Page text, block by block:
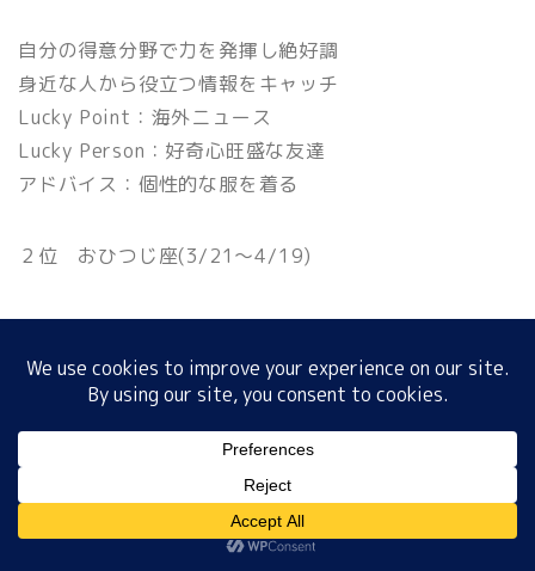
自分の得意分野で力を発揮し絶好調
身近な人から役立つ情報をキャッチ
Lucky Point：海外ニュース
Lucky Person：好奇心旺盛な友達
アドバイス：個性的な服を着る
２位 おひつじ座(3/21〜4/19)
まとめ役として大活躍
難しい交渉にもトライ
Lucky Point：ワイヤレスイヤホン
３位 ふたご座(5/21〜6/21)
気になる人と親密度ＵＰ
プロフィール サイトマップ
サイトマップ